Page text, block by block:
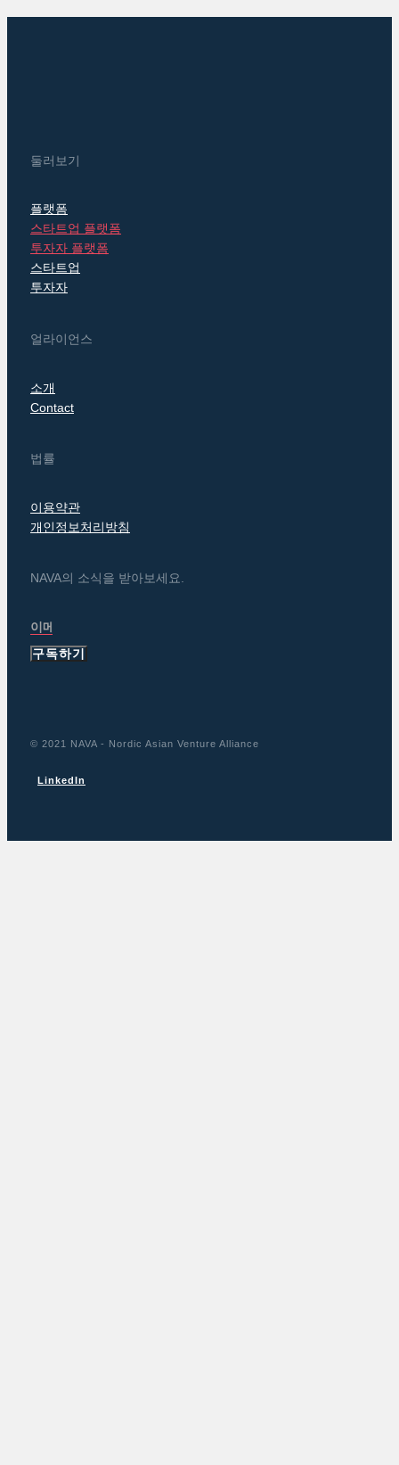
둘러보기
플랫폼
스타트업 플랫폼
투자자 플랫폼
스타트업
투자자
얼라이언스
소개
Contact
법률
이용약관
개인정보처리방침
NAVA의 소식을 받아보세요.
구독하기
© 2021 NAVA - Nordic Asian Venture Alliance
LinkedIn